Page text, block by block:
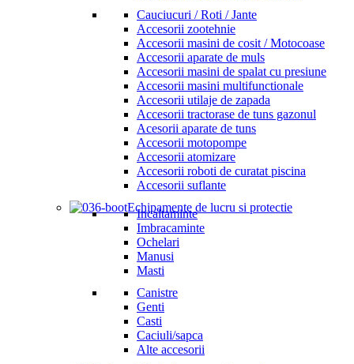
Cauciucuri / Roti / Jante
Accesorii zootehnie
Accesorii masini de cosit / Motocoase
Accesorii aparate de muls
Accesorii masini de spalat cu presiune
Accesorii masini multifunctionale
Accesorii utilaje de zapada
Accesorii tractorase de tuns gazonul
Acesorii aparate de tuns
Accesorii motopompe
Accesorii atomizare
Accesorii roboti de curatat piscina
Accesorii suflante
Echipamente de lucru si protectie
Incaltaminte
Imbracaminte
Ochelari
Manusi
Masti
Canistre
Genti
Casti
Caciuli/sapca
Alte accesorii